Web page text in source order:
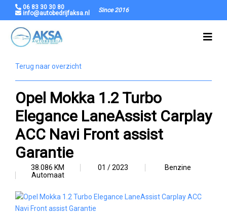
06 83 30 30 80
info@autobedrijfaksa.nl
Since 2016
Terug naar overzicht
Opel Mokka 1.2 Turbo
Elegance LaneAssist Carplay
ACC Navi Front assist
Garantie
38.086 KM 01 / 2023
Benzine
Automaat